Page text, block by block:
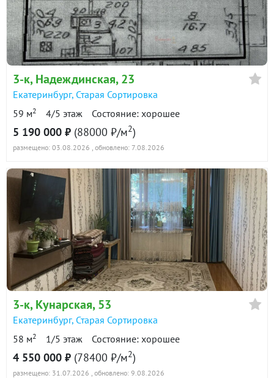
в продаже 97900 ₽/м²
Показать всю историю: 30 предложений →
3-к, Надеждинская, 23
Екатеринбург, Старая Сортировка
59 м2 4/5 этаж Состояние: хорошее
5 190 000 ₽ (88000 ₽/м2)
размещено: 03.08.2026 , обновлено: 7.08.2026
3-к, Кунарская, 53
Екатеринбург, Старая Сортировка
58 м2 1/5 этаж Состояние: хорошее
4 550 000 ₽ (78400 ₽/м2)
размещено: 31.07.2026 , обновлено: 9.08.2026